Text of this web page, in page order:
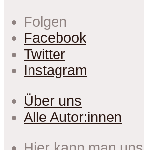
Folgen
Facebook
Twitter
Instagram
Über uns
Alle Autor:innen